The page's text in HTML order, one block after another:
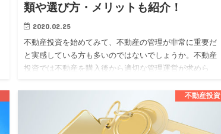
類や選び方・メリットも紹介！
2020.02.25
不動産投資を始めてみて、不動産の管理が非常に重要だ
と実感している方も多いのではないでしょうか。不動産
投資では不動産を購入後から適切な管理運営が求めら
不動産投資